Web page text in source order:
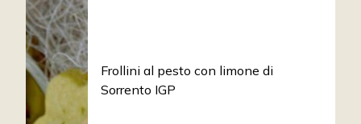
Frollini al pesto con limone di
Sorrento IGP